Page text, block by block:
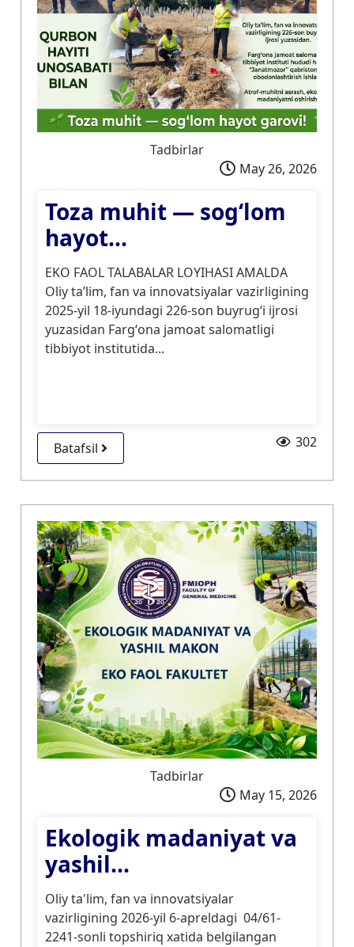
Tadbirlar
May 26, 2026
Toza muhit — sog‘lom
hayot...
EKO FAOL TALABALAR LOYIHASI AMALDA
Oliy taʼlim, fan va innovatsiyalar vazirligining
2025-yil 18-iyundagi 226-son buyrugʻi ijrosi
yuzasidan Fargʻona jamoat salomatligi
tibbiyot institutida...
Batafsil 302
Tadbirlar
May 15, 2026
Ekologik madaniyat va
yashil...
Oliy ta'lim, fan va innovatsiyalar
vazirligining 2026-yil 6-apreldagi 04/61-
2241-sonli topshiriq xatida belgilangan